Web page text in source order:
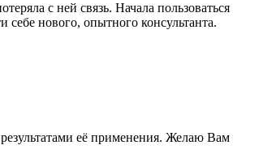
с ней связь. Начала пользоваться
нового, опытного консультанта.
её применения. Желаю Вам